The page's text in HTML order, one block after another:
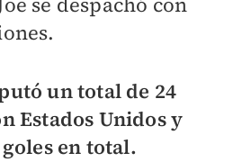
un total de 24
Estados Unidos y
en total.